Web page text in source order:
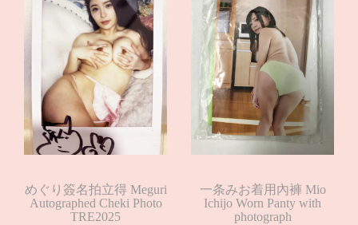
めぐり簽名拍立得 Meguri
Autographed Cheki Photo
TRE2025
一条みお着用內褲 Mio
Ichijo Worn Panty with
photograph